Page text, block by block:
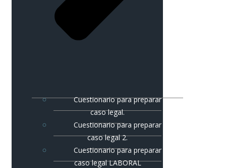
Cuestionario para preparar
caso legal.
Cuestionario para preparar
caso legal 2.
Cuestionario para preparar
caso legal LABORAL